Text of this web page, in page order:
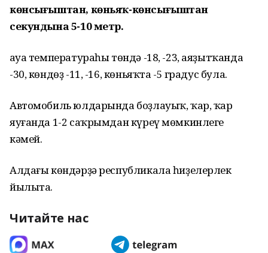
көнсығыштан, көньяҡ-көнсығыштан
секундына 5-10 метр.
Һауа температураһы төндә -18, -23, аяҙытҡанда
-30, көндөҙ -11, -16, көньяҡта -5 градус була.
Автомобиль юлдарында боҙлауыҡ, ҡар, ҡар
яуғанда 1-2 саҡрымдан күреү мөмкинлеге
кәмей.
Алдағы көндәрҙә республикала һиҙелерлек
йылыта.
Читайте нас